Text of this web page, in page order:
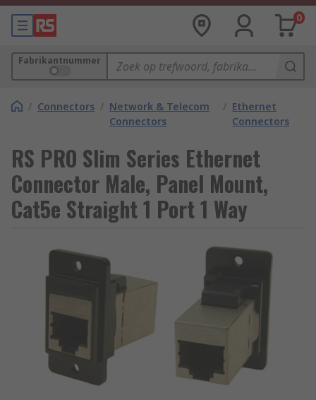
0
Fabrikantnummer
/ Connectors / Network & Telecom
Connectors
/ Ethernet
Connectors
RS PRO Slim Series Ethernet
Connector Male, Panel Mount,
Cat5e Straight 1 Port 1 Way